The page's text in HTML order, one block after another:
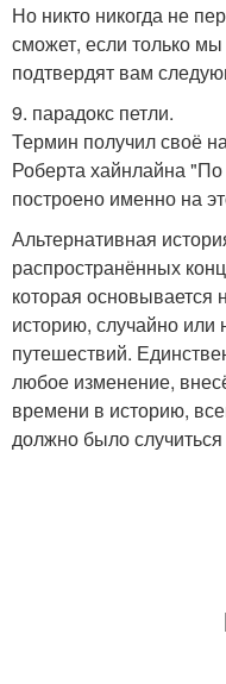
Но никто никогда не
сможет, если только
подтвердят вам
9. парадокс петли.
Термин получил своё
Роберта хайнлайна
построено именно на
Альтернативная
распространённых
которая основывается
историю, случайно
путешествий.
любое изменение,
времени в историю,
должно было